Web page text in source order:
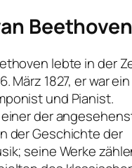
Beethoven
lebte in der
März 1827, er war ein
und Pianist.
der
der Geschichte der
seine Werke